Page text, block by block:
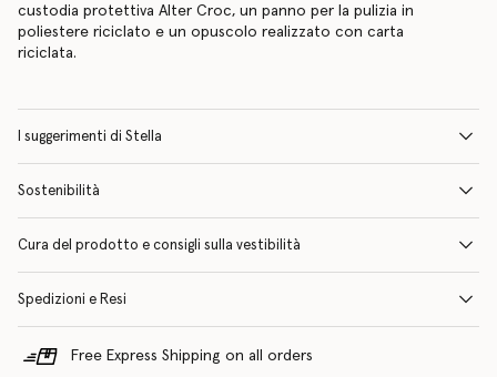
custodia protettiva Alter Croc, un panno per la pulizia in
poliestere riciclato e un opuscolo realizzato con carta
riciclata.
I suggerimenti di Stella
Sostenibilità
Cura del prodotto e consigli sulla vestibilità
Spedizioni e Resi
Free Express Shipping on all orders